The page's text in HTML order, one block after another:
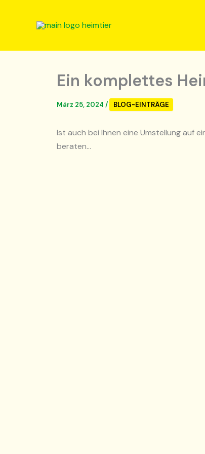
Ein komplettes
März 25, 2024 / BLOG-EINTRÄGE
Ist auch bei Ihnen eine Umstellung auf
beraten…